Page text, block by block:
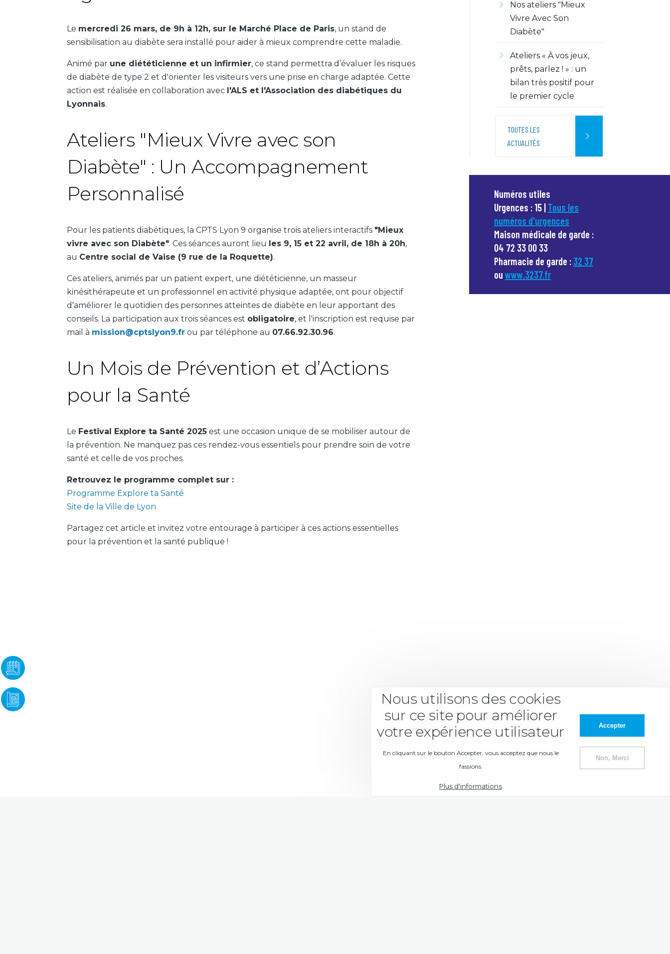
Le mercredi 26 mars, de 9h à 12h, sur le Marché Place de Paris, un stand de
sensibilisation au diabète sera installé pour aider à mieux comprendre cette maladie.
Animé par une diététicienne et un infirmier, ce stand permettra d’évaluer les risques
de diabète de type 2 et d'orienter les visiteurs vers une prise en charge adaptée. Cette
action est réalisée en collaboration avec l'ALS et l'Association des diabétiques du
Lyonnais.
Ateliers "Mieux Vivre avec son
Diabète" : Un Accompagnement
Personnalisé
Pour les patients diabétiques, la CPTS Lyon 9 organise trois ateliers interactifs "Mieux
vivre avec son Diabète". Ces séances auront lieu les 9, 15 et 22 avril, de 18h à 20h,
au Centre social de Vaise (9 rue de la Roquette).
Ces ateliers, animés par un patient expert, une diététicienne, un masseur
kinésithérapeute et un professionnel en activité physique adaptée, ont pour objectif
d'améliorer le quotidien des personnes atteintes de diabète en leur apportant des
conseils. La participation aux trois séances est obligatoire, et l'inscription est requise par
mail à mission@cptslyon9.fr ou par téléphone au 07.66.92.30.96.
Un Mois de Prévention et d’Actions
pour la Santé
Le Festival Explore ta Santé 2025 est une occasion unique de se mobiliser autour de
la prévention. Ne manquez pas ces rendez-vous essentiels pour prendre soin de votre
santé et celle de vos proches.
Retrouvez le programme complet sur :
Programme Explore ta Santé
Site de la Ville de Lyon
Partagez cet article et invitez votre entourage à participer à ces actions essentielles
pour la prévention et la santé publique !
Nos ateliers "Mieux
Vivre Avec Son
Diabète"
Ateliers « À vos jeux,
prêts, parlez ! » : un
bilan très positif pour
le premier cycle
TOUTES LES
ACTUALITÉS
Numéros utiles
Urgences : 15 | Tous les
numéros d'urgences
Maison médicale de garde :
04 72 33 00 33
Pharmacie de garde : 32 37
ou www.3237.fr
Nous utilisons des cookies
sur ce site pour améliorer
votre expérience utilisateur
En cliquant sur le bouton Accepter, vous acceptez que nous le
fassions.
Plus d'informations
Accepter
Non, Merci